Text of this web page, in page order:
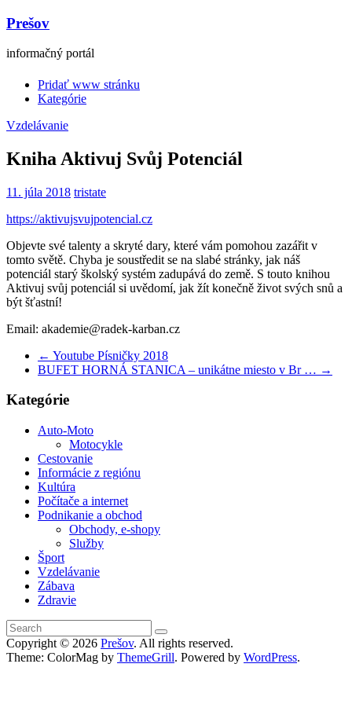
Prešov
informačný portál
Pridať www stránku
Kategórie
Vzdelávanie
Kniha Aktivuj Svůj Potenciál
11. júla 2018 tristate
https://aktivujsvujpotencial.cz
Objevte své talenty a skryté dary, které vám pomohou zazářit v
tomto světě. Chyba je soustředit se na slabé stránky, jak náš
potenciál starý školský systém zadupává do země. S touto knihou
Aktivuj svůj potenciál si uvědomí, jak žít konečně život svých snů a
být šťastní!
Email: akademie@radek-karban.cz
← Youtube Písničky 2018
BUFET HORNÁ STANICA – unikátne miesto v Br … →
Kategórie
Auto-Moto
Motocykle
Cestovanie
Informácie z regiónu
Kultúra
Počítače a internet
Podnikanie a obchod
Obchody, e-shopy
Služby
Šport
Vzdelávanie
Zábava
Zdravie
Copyright © 2026 Prešov. All rights reserved.
Theme: ColorMag by ThemeGrill. Powered by WordPress.